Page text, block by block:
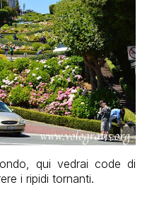
qui vedrai code di
i ripidi tornanti.